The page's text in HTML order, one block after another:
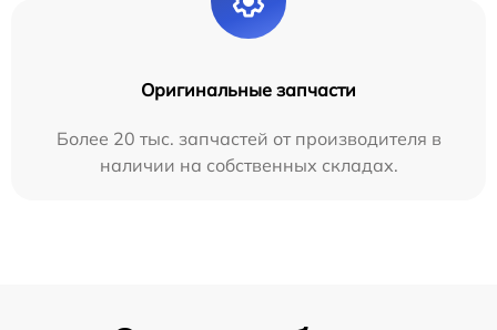
Оригинальные запчасти
Более 20 тыс. запчастей от производителя в
наличии на собственных складах.